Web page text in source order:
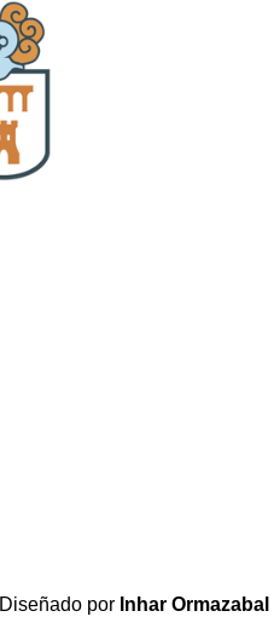
Diseñado por Inhar Ormazabal